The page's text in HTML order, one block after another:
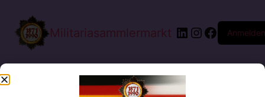
Militariasammlermarkt Anmelden